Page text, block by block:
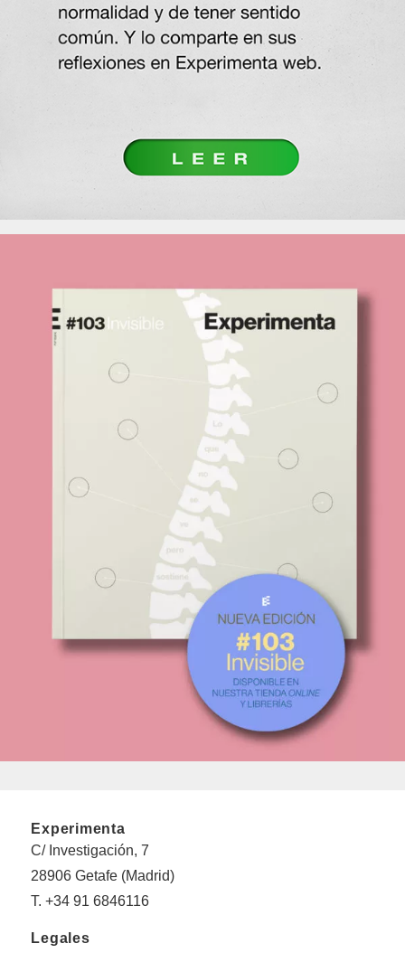
Experimenta
C/ Investigación, 7
28906 Getafe (Madrid)
T. +34 91 6846116
Legales